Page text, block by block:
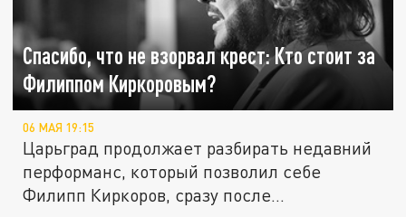
Спасибо, что не взорвал крест: Кто стоит за
Филиппом Киркоровым?
06 МАЯ 19:15
Царьград продолжает разбирать недавний
перформанс, который позволил себе
Филипп Киркоров, сразу после...